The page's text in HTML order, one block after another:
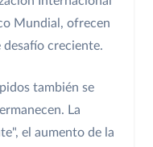
Mundial, ofrecen
desafío creciente.
también se
La
el aumento de la